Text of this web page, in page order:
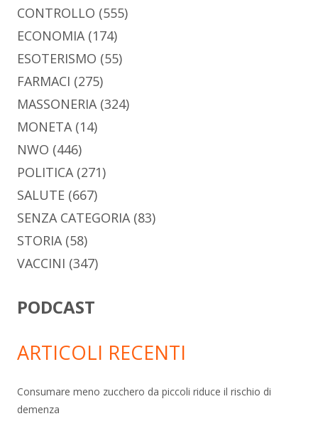
CONTROLLO (555)
ECONOMIA(174)
ESOTERISMO (55)
FARMACI (275)
MASSONERIA(324)
MONETA(14)
NWO (446)
POLITICA(271)
SALUTE (667)
SENZA CATEGORIA(83)
STORIA(58)
VACCINI (347)
PODCAST
ARTICOLI RECENTI
Consumare meno zucchero da piccoli riduce il rischio di
demenza